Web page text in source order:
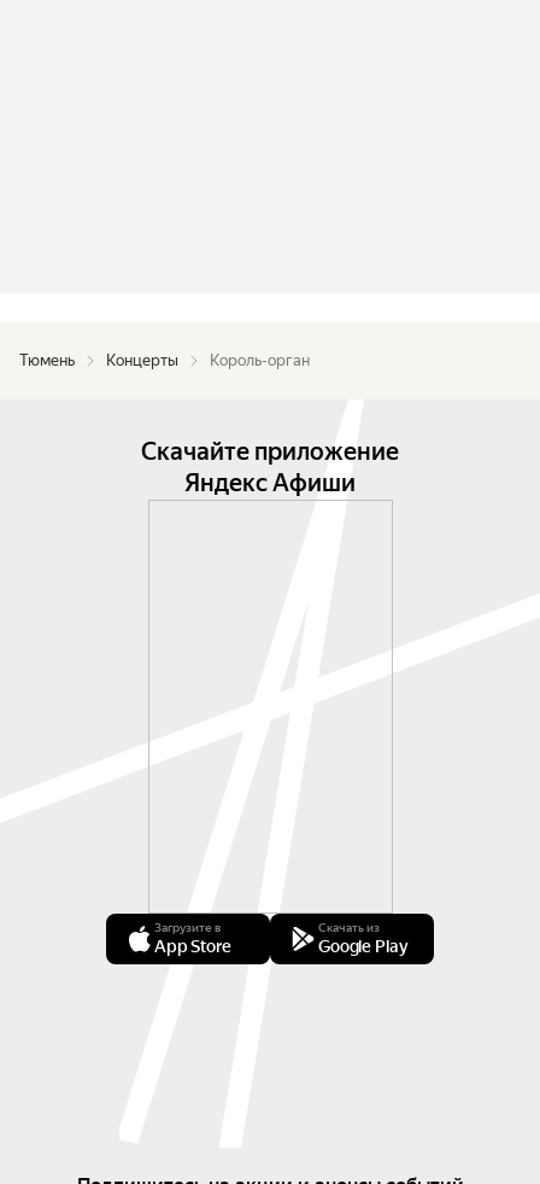
Тюмень Концерты Король-орган
Скачайте приложение
Яндекс Афиши
Загрузите в
App Store
Скачать из
Google Play